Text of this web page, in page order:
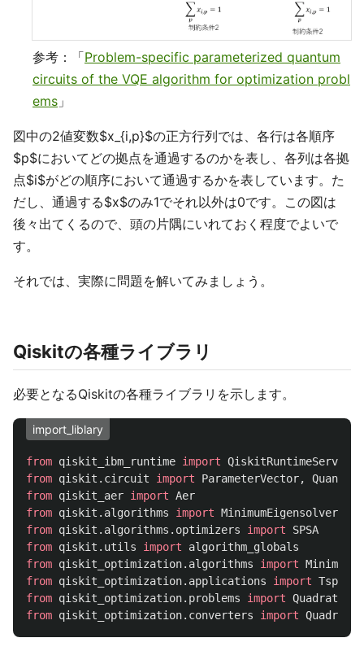
参考：「Problem-specific parameterized quantum
circuits of the VQE algorithm for optimization probl
ems 」
図中の2値変数$x_{i,p}$の正方行列では、各行は各順序
$p$においてどの拠点を通過するのかを表し、各列は各拠
点$i$がどの順序において通過するかを表しています。た
だし、通過する$x$のみ1でそれ以外は0です。この図は
後々出てくるので、頭の片隅にいれておく程度でよいで
す。
それでは、実際に問題を解いてみましょう。
Qiskitの各種ライブラリ
必要となるQiskitの各種ライブラリを示します。
import_liblary
from qiskit_ibm_runtime import QiskitRuntimeService
from qiskit.circuit import ParameterVector,
from qiskit_aer import Aer
from qiskit.algorithms import MinimumEigensolver
from qiskit.algorithms.optimizers import
SPSA
from qiskit.utils import
algorithm_globals
from qiskit_optimization.algorithms import
from qiskit_optimization.applications import Tsp
from qiskit_optimization.problems import
from qiskit_optimization.converters import